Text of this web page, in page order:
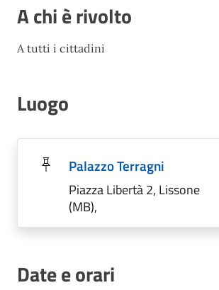
A chi è rivolto
A tutti i cittadini
Luogo
Palazzo Terragni
Piazza Libertà 2, Lissone
(MB),
Date e orari